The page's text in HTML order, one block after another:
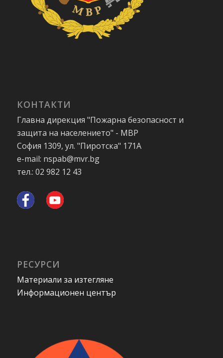
КОНТАКТИ
Главна дирекция "Пожарна безопасност и
защита на населението" - МВР
София 1309, ул. "Пиротска" 171А
e-mail: nspab@mvr.bg
тел.: 02 982 12 43
РЕСУРСИ
Материали за изтегляне
Информационен център